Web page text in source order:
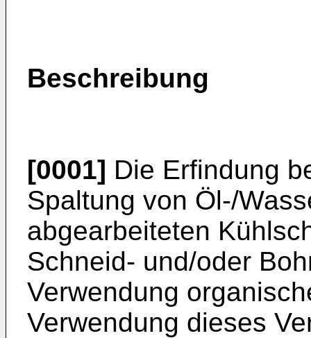
Beschreibung
[0001] Die Erfindung
Spaltung von Öl-/­
abgearbeiteten
Schneid- und/oder
Verwendung
Verwendung dieses